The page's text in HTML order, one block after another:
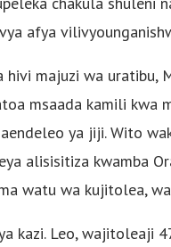
afya
hivi majuzi wa
msaada kamili kwa
ya jiji. Wito
alisisitiza kwamba
watu wa kujitolea,
kazi. Leo, wajitoleaji